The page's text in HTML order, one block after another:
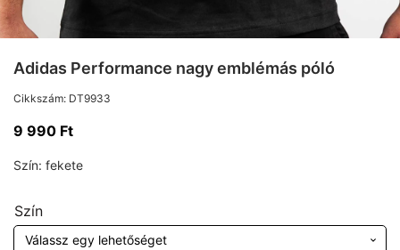
Adidas Performance nagy emblémás póló
Cikkszám: DT9933
9 990 Ft
Szín: fekete
Szín